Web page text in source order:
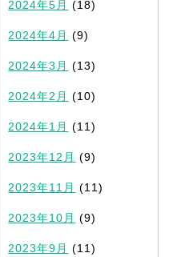
2024年5月 (18)
2024年4月 (9)
2024年3月 (13)
2024年2月 (10)
2024年1月 (11)
2023年12月 (9)
2023年11月 (11)
2023年10月 (9)
2023年9月 (11)